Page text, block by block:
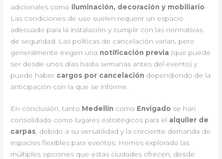
adicionales como iluminación, decoración y mobiliario
Las condiciones de uso suelen requerir un espacio
adecuado para la instalación y cumplir con las normativas
de seguridad. Las políticas de cancelación varían, pero
generalmente exigen una notificación previa (que puede
ser desde unos días hasta semanas antes del evento) y
puede haber cargos por cancelación dependiendo de la
anticipación con la que se informe.
En conclusión, tanto Medellín como Envigado se han
consolidado como lugares estratégicos para el alquiler de
carpas, debido a su versatilidad y la creciente demanda de
espacios flexibles para eventos. Hemos explorado las
múltiples opciones que estas ciudades ofrecen, desde